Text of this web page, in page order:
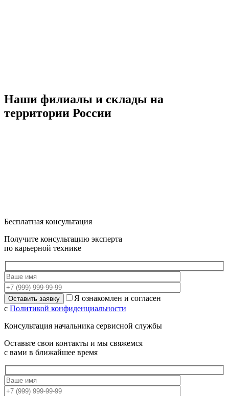
Наши филиалы и склады на
территории России
Бесплатная консультация
Получите консультацию эксперта
по карьерной технике
Я ознакомлен и согласен
с Политикой конфиденциальности
Консультация начальника сервисной службы
Оставьте свои контакты и мы свяжемся
с вами в ближайшее время